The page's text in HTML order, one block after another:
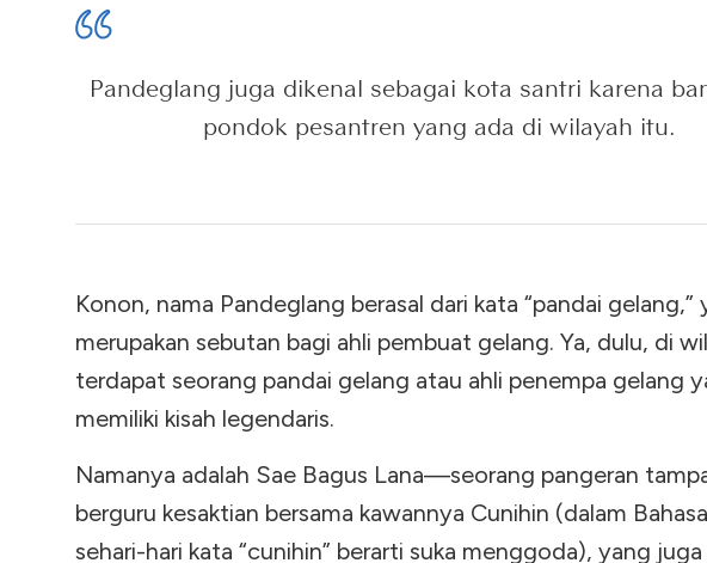
Pandeglang juga dikenal sebagai kota santri karena
pondok pesantren yang ada di wilayah itu.
Konon, nama Pandeglang berasal dari kata “pandai gelang,”
merupakan sebutan bagi ahli pembuat gelang. Ya, dulu, di
terdapat seorang pandai gelang atau ahli penempa gelang
memiliki kisah legendaris.
Namanya adalah Sae Bagus Lana—seorang pangeran
berguru kesaktian bersama kawannya Cunihin (dalam
sehari-hari kata “cunihin” berarti suka menggoda), yang